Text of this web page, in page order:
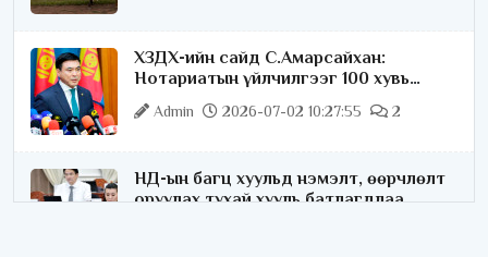
ХЗДХ-ийн сайд С.Амарсайхан:
Нотариатын үйлчилгээг 100 хувь
цахимжуулна
Admin 2026-07-02 10:27:55 2
НД-ын багц хуульд нэмэлт, өөрчлөлт
оруулах тухай хууль батлагдлаа